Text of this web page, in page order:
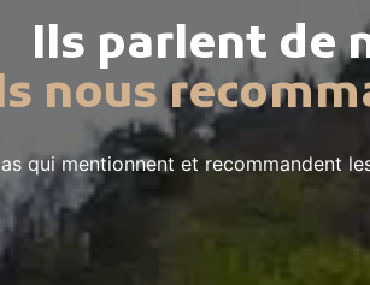
Ils parlent de
nous
qui mentionnent et recommandent